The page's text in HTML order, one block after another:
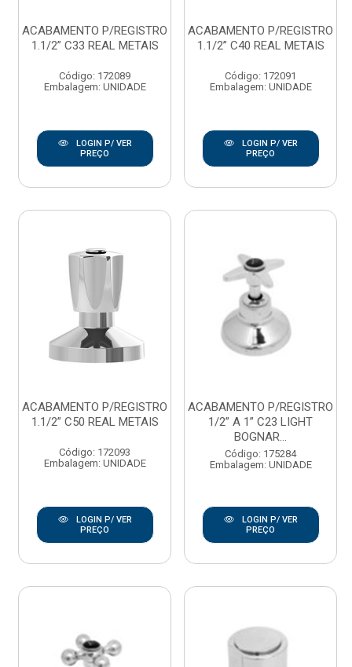
ACABAMENTO P/REGISTRO
1.1/2” C33 REAL METAIS
Código: 172089
Embalagem: UNIDADE
LOGIN P/ VER
PREÇO
ACABAMENTO P/REGISTRO
1.1/2” C40 REAL METAIS
Código: 172091
Embalagem: UNIDADE
LOGIN P/ VER
PREÇO
ACABAMENTO P/REGISTRO
1.1/2” C50 REAL METAIS
Código: 172093
Embalagem: UNIDADE
LOGIN P/ VER
PREÇO
ACABAMENTO P/REGISTRO
1/2” A 1” C23 LIGHT
BOGNAR...
Código: 175284
Embalagem: UNIDADE
LOGIN P/ VER
PREÇO